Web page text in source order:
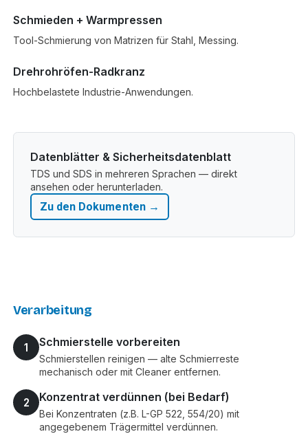
Schmieden + Warmpressen
Tool-Schmierung von Matrizen für Stahl, Messing.
Drehrohröfen-Radkranz
Hochbelastete Industrie-Anwendungen.
Datenblätter & Sicherheitsdatenblatt
TDS und SDS in mehreren Sprachen — direkt
ansehen oder herunterladen.
Zu den Dokumenten →
Verarbeitung
1 Schmierstelle vorbereiten
Schmierstellen reinigen — alte Schmierreste
mechanisch oder mit Cleaner entfernen.
2 Konzentrat verdünnen (bei Bedarf)
Bei Konzentraten (z.B. L-GP 522, 554/20) mit
angegebenem Trägermittel verdünnen.